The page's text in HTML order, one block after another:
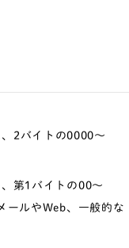
2バイトの0000〜
第1バイトの00〜
ールやWeb、一般的な